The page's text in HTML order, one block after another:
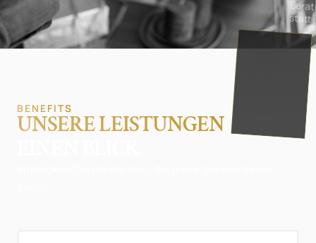
statt
BENEFITS
UNSERE LEISTUNGEN AUF